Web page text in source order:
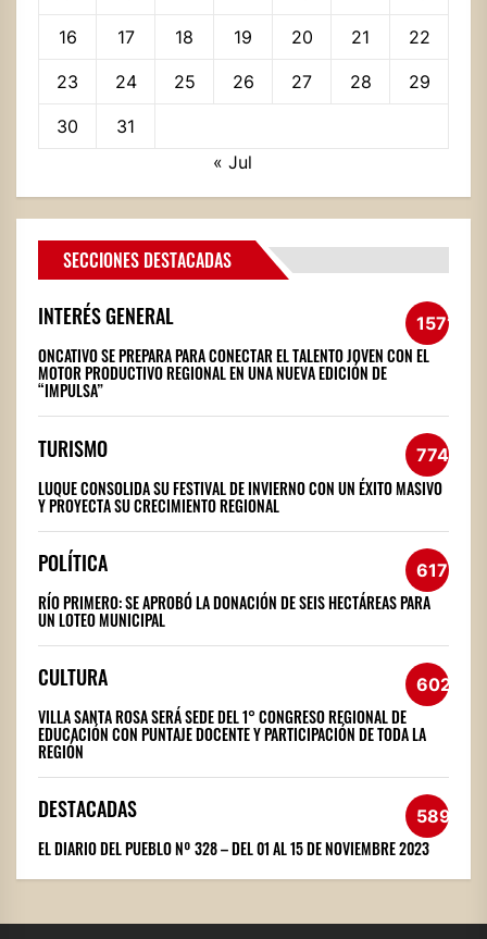
16 17 18 19 20 21 22
23 24 25 26 27 28 29
30
31
« Jul
SECCIONES DESTACADAS
INTERÉS GENERAL 1571
ONCATIVO SE PREPARA PARA CONECTAR EL TALENTO JOVEN CON EL
MOTOR PRODUCTIVO REGIONAL EN UNA NUEVA EDICIÓN DE
“IMPULSA”
TURISMO 774
LUQUE CONSOLIDA SU FESTIVAL DE INVIERNO CON UN ÉXITO MASIVO
Y PROYECTA SU CRECIMIENTO REGIONAL
POLÍTICA 617
RÍO PRIMERO: SE APROBÓ LA DONACIÓN DE SEIS HECTÁREAS PARA
UN LOTEO MUNICIPAL
CULTURA 602
VILLA SANTA ROSA SERÁ SEDE DEL 1° CONGRESO REGIONAL DE
EDUCACIÓN CON PUNTAJE DOCENTE Y PARTICIPACIÓN DE TODA LA
REGIÓN
DESTACADAS 589
EL DIARIO DEL PUEBLO Nº 328 – DEL 01 AL 15 DE NOVIEMBRE 2023